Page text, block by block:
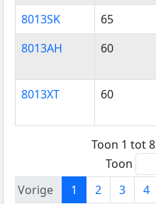
8013SK
65
8013AH
60
8013XT 60
Toon 1 tot
Toon
Vorige
1 2 3 4